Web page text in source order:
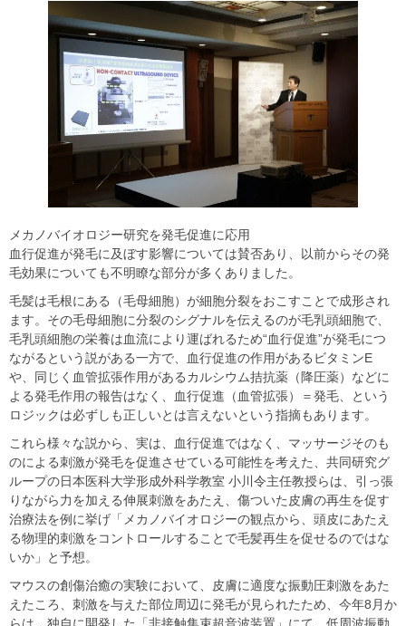
メカノバイオロジー研究を発毛促進に応用
血行促進が発毛に及ぼす影響については賛否あり、以前からその発
毛効果についても不明瞭な部分が多くありました。
毛髪は毛根にある（毛母細胞）が細胞分裂をおこすことで成形され
ます。その毛母細胞に分裂のシグナルを伝えるのが毛乳頭細胞で、
毛乳頭細胞の栄養は血流により運ばれるため“血行促進”が発毛につ
ながるという説がある一方で、血行促進の作用があるビタミンE
や、同じく血管拡張作用があるカルシウム拮抗薬（降圧薬）などに
よる発毛作用の報告はなく、血行促進（血管拡張）＝発毛、という
ロジックは必ずしも正しいとは言えないという指摘もあります。
これら様々な説から、実は、血行促進ではなく、マッサージそのも
のによる刺激が発毛を促進させている可能性を考えた、共同研究グ
ループの日本医科大学形成外科学教室 小川令主任教授らは、引っ張
りながら力を加える伸展刺激をあたえ、傷ついた皮膚の再生を促す
治療法を例に挙げ「メカノバイオロジーの観点から、頭皮にあたえ
る物理的刺激をコントロールすることで毛髪再生を促せるのではな
いか」と予想。
マウスの創傷治癒の実験において、皮膚に適度な振動圧刺激をあた
えたころ、刺激を与えた部位周辺に発毛が見られたため、今年8月か